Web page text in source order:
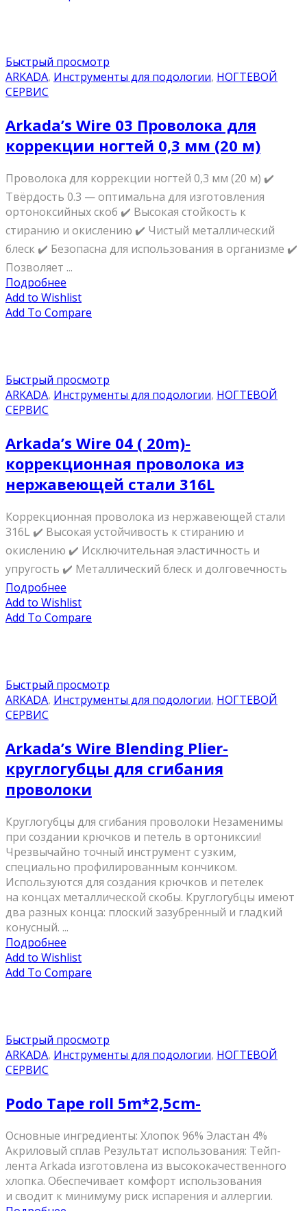
Быстрый просмотр
ARKADA, Инструменты для подологии, НОГТЕВОЙ
СЕРВИС
Arkada’s Wire 03 Проволока для
коррекции ногтей 0,3 мм (20 м)
Проволока для коррекции ногтей 0,3 мм (20 м) ✔️
Твёрдость 0.3 — оптимальна для изготовления
ортоноксийных скоб ✔️ Высокая стойкость к
стиранию и окислению ✔️ Чистый металлический
блеск ✔️ Безопасна для использования в организме ✔️
Позволяет ...
Подробнее
Add to Wishlist
Add To Compare
Быстрый просмотр
ARKADA, Инструменты для подологии, НОГТЕВОЙ
СЕРВИС
Arkada’s Wire 04 ( 20m)-
коррекционная проволока из
нержавеющей стали 316L
Коррекционная проволока из нержавеющей стали
316L ✔️ Высокая устойчивость к стиранию и
окислению ✔️ Исключительная эластичность и
упругость ✔️ Металлический блеск и долговечность
Подробнее
Add to Wishlist
Add To Compare
Быстрый просмотр
ARKADA, Инструменты для подологии, НОГТЕВОЙ
СЕРВИС
Arkada’s Wire Blending Plier-
круглогубцы для сгибания
проволоки
Круглогубцы для сгибания проволоки Незаменимы
при создании крючков и петель в ортониксии!
Чрезвычайно точный инструмент с узким,
специально профилированным кончиком.
Используются для создания крючков и петелек
на концах металлической скобы. Круглогубцы имеют
два разных конца: плоский зазубренный и гладкий
конусный. ...
Подробнее
Add to Wishlist
Add To Compare
Быстрый просмотр
ARKADA, Инструменты для подологии, НОГТЕВОЙ
СЕРВИС
Podo Tape roll 5m*2,5cm-
Основные ингредиенты: Хлопок 96% Эластан 4%
Акриловый сплав Результат использования: Тейп-
лента Arkada изготовлена ​​из высококачественного
хлопка. Обеспечивает комфорт использования
и сводит к минимуму риск испарения и аллергии.